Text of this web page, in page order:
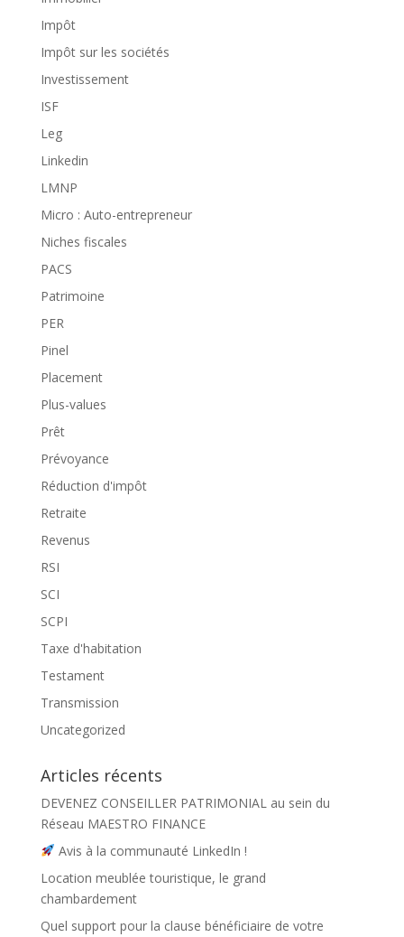
Impôt
Impôt sur les sociétés
Investissement
ISF
Leg
Linkedin
LMNP
Micro : Auto-entrepreneur
Niches fiscales
PACS
Patrimoine
PER
Pinel
Placement
Plus-values
Prêt
Prévoyance
Réduction d'impôt
Retraite
Revenus
RSI
SCI
SCPI
Taxe d'habitation
Testament
Transmission
Uncategorized
Articles récents
DEVENEZ CONSEILLER PATRIMONIAL au sein du
Réseau MAESTRO FINANCE
Avis à la communauté LinkedIn !
Location meublée touristique, le grand
chambardement
Quel support pour la clause bénéficiaire de votre